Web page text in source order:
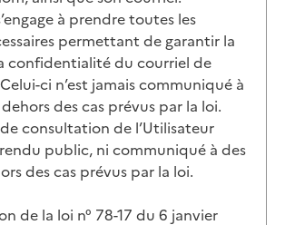
à prendre toutes les
permettant de garantir la
confidentialité du courriel de
ci n’est jamais communiqué à
des cas prévus par la loi.
consultation de l’Utilisateur
rendu public, ni communiqué à des
des cas prévus par la loi.
de la loi n° 78-17 du 6 janvier